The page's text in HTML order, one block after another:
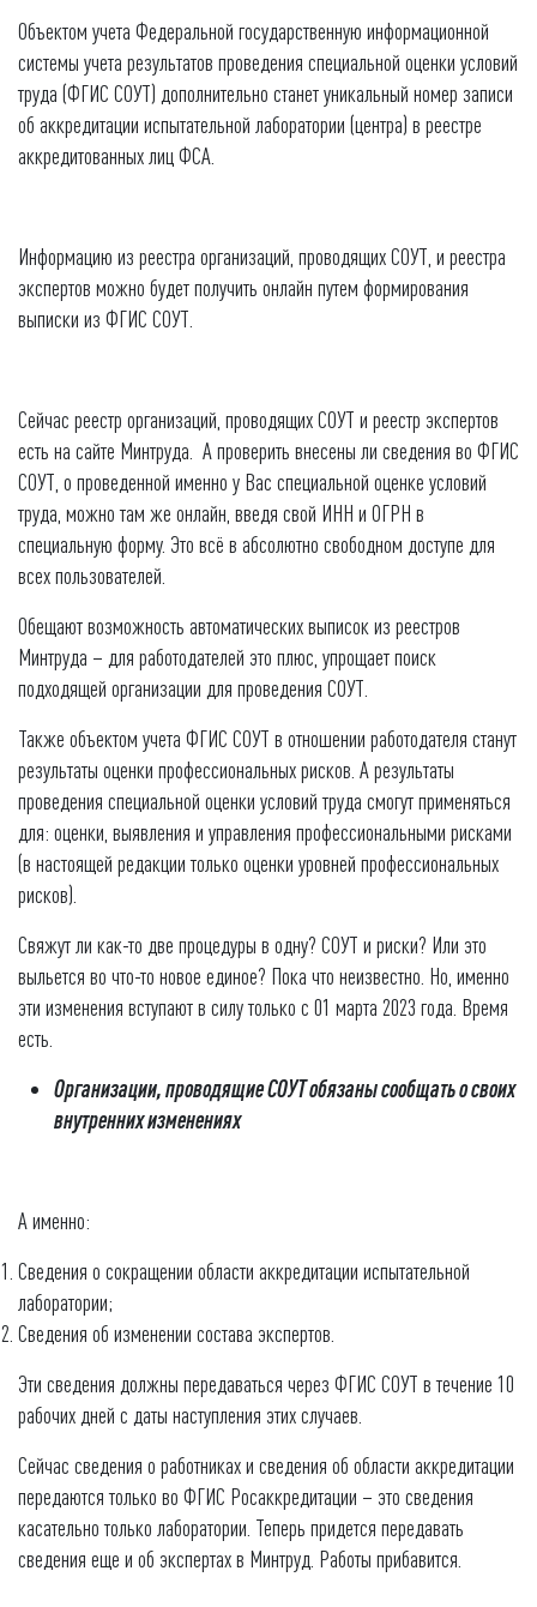
Объектом учета Федеральной государственную информационной
системы учета результатов проведения специальной оценки условий
труда (ФГИС СОУТ) дополнительно станет уникальный номер записи
об аккредитации испытательной лаборатории (центра) в реестре
аккредитованных лиц ФСА.
Информацию из реестра организаций, проводящих СОУТ, и реестра
экспертов можно будет получить онлайн путем формирования
выписки из ФГИС СОУТ.
Сейчас реестр организаций, проводящих СОУТ и реестр экспертов
есть на сайте Минтруда. А проверить внесены ли сведения во ФГИС
СОУТ, о проведенной именно у Вас специальной оценке условий
труда, можно там же онлайн, введя свой ИНН и ОГРН в
специальную форму. Это всё в абсолютно свободном доступе для
всех пользователей.
Обещают возможность автоматических выписок из реестров
Минтруда – для работодателей это плюс, упрощает поиск
подходящей организации для проведения СОУТ.
Также объектом учета ФГИС СОУТ в отношении работодателя станут
результаты оценки профессиональных рисков. А результаты
проведения специальной оценки условий труда смогут применяться
для: оценки, выявления и управления профессиональными рисками
(в настоящей редакции только оценки уровней профессиональных
рисков).
Свяжут ли как-то две процедуры в одну? СОУТ и риски? Или это
выльется во что-то новое единое? Пока что неизвестно. Но, именно
эти изменения вступают в силу только с 01 марта 2023 года. Время
есть.
Организации, проводящие СОУТ обязаны сообщать о своих
внутренних изменениях
А именно:
Сведения о сокращении области аккредитации испытательной
лаборатории;
Сведения об изменении состава экспертов.
Эти сведения должны передаваться через ФГИС СОУТ в течение 10
рабочих дней с даты наступления этих случаев.
Сейчас сведения о работниках и сведения об области аккредитации
передаются только во ФГИС Росаккредитации – это сведения
касательно только лаборатории. Теперь придется передавать
сведения еще и об экспертах в Минтруд. Работы прибавится.